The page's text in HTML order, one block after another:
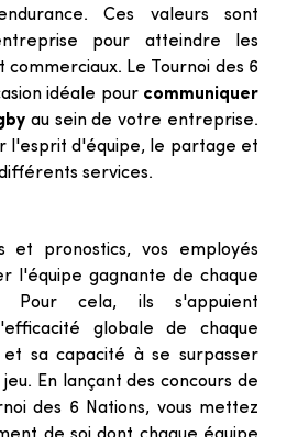
Ces valeurs sont
pour atteindre les
Le Tournoi des 6
idéale pour communiquer
au sein de votre entreprise.
l'esprit d'équipe, le partage et
services.
et pronostics, vos employés
l'équipe gagnante de chaque
Pour cela, ils s'appuient
globale de chaque
sa capacité à se surpasser
En lançant des concours de
des 6 Nations, vous mettez